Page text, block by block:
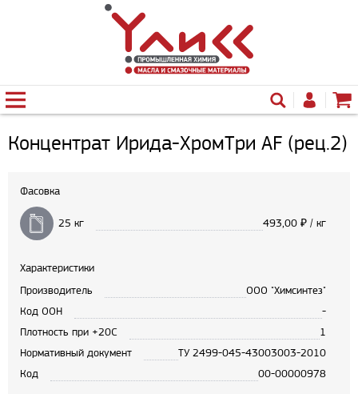
Концентрат Ирида-ХромТри AF (рец.2)
Фасовка
25 кг 493,00 ₽ / кг
Характеристики
Производитель
ООО "Химсинтез"
Код ООН
-
Плотность при +20С
1
Нормативный документ
ТУ 2499-045-43003003-2010
Код
00-00000978